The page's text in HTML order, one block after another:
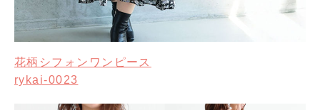
花柄シフォンワンピース
rykai-0023